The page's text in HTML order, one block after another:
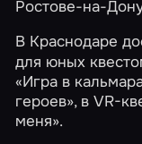
Ростове-на-
В Краснодаре
для юных
«Игра в
героев», в VR-
меня».